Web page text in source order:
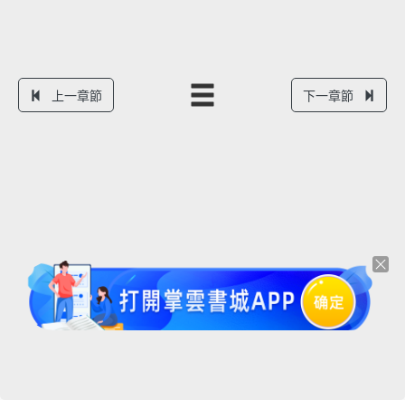
上一章節 下一章節